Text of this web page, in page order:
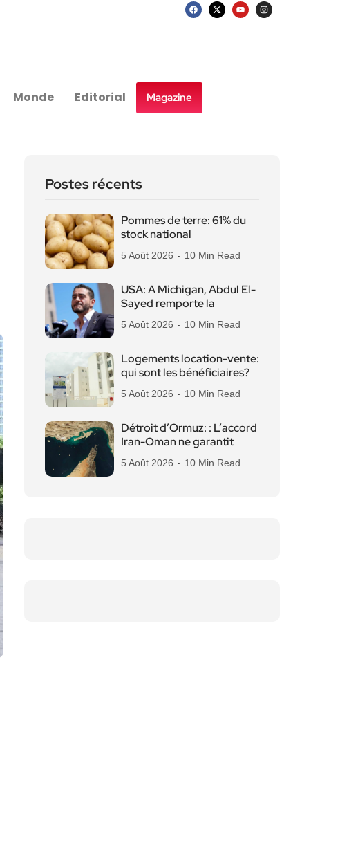
Monde Editorial Magazine
Postes récents
Pommes de terre: 61% du
stock national
5 Août 2026 10 Min Read
USA: A Michigan, Abdul El-
Sayed remporte la
5 Août 2026 10 Min Read
Logements location-vente:
qui sont les bénéficiaires?
5 Août 2026 10 Min Read
Détroit d’Ormuz: : L’accord
Iran-Oman ne garantit
5 Août 2026 10 Min Read